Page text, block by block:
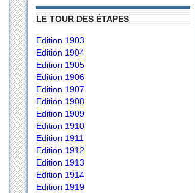
LE TOUR DES ÉTAPES
Edition 1903
Edition 1904
Edition 1905
Edition 1906
Edition 1907
Edition 1908
Edition 1909
Edition 1910
Edition 1911
Edition 1912
Edition 1913
Edition 1914
Edition 1919